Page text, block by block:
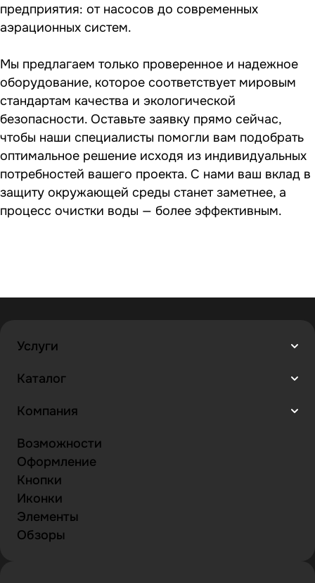
предприятия: от насосов до современных
аэрационных систем.
Мы предлагаем только проверенное и надежное
оборудование, которое соответствует мировым
стандартам качества и экологической
безопасности. Оставьте заявку прямо сейчас,
чтобы наши специалисты помогли вам подобрать
оптимальное решение исходя из индивидуальных
потребностей вашего проекта. С нами ваш вклад в
защиту окружающей среды станет заметнее, а
процесс очистки воды — более эффективным.
Услуги
Каталог
Компания
Возможности
Оформление
Кнопки
Иконки
Элементы
Обзоры